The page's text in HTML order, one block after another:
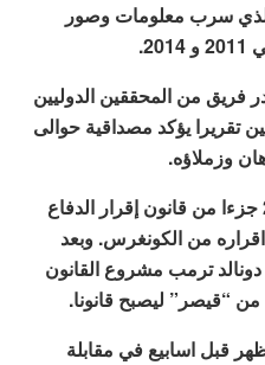
سرب معلومات وصور
كانون الأول 2014، أصدر فريق من المحققين الدوليين
تقريرا يؤكد مصداقية حوالى
وأصبح “قانون قيصر ” عام 2019 جزءا من قانون إقرار الدفاع
المالية 2020ـ بعد اقراره من الكونغرس. وبعد
ترمب مشروع القانون
“قيصر” ليصبح قانونا.
قبل اسابيع في مقابلة